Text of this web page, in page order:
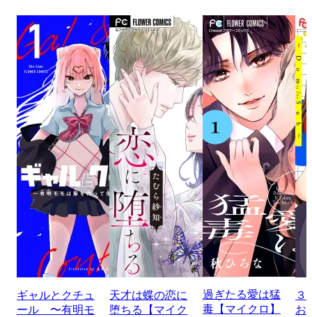
ギャルとクチュ
ール 〜有明モ
天才は蝶の恋に
堕ちる【マイク
過ぎたる愛は猛
毒【マイクロ】
３
お